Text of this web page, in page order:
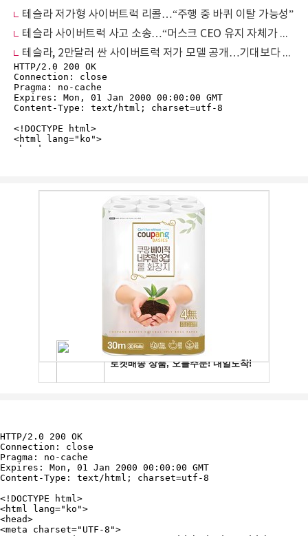
테슬라 저가형 사이버트럭 리콜…“주행 중 바퀴 이탈 가능성”
테슬라 사이버트럭 사고 소송…“머스크 CEO 유지 자체가 과실” 주장
테슬라, 2만달러 싼 사이버트럭 저가 모델 공개…기대보다 우려 앞서